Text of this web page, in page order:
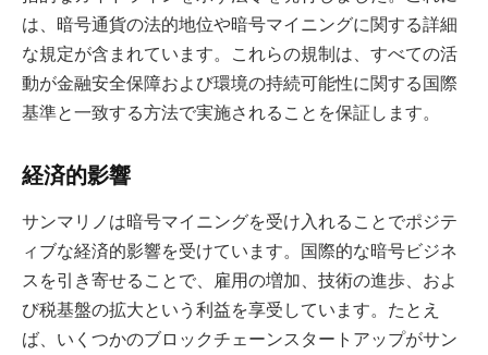
は、暗号通貨の法的地位や暗号マイニングに関する詳細
な規定が含まれています。これらの規制は、すべての活
動が金融安全保障および環境の持続可能性に関する国際
基準と一致する方法で実施されることを保証します。
経済的影響
サンマリノは暗号マイニングを受け入れることでポジテ
ィブな経済的影響を受けています。国際的な暗号ビジネ
スを引き寄せることで、雇用の増加、技術の進歩、およ
び税基盤の拡大という利益を享受しています。たとえ
ば、いくつかのブロックチェーンスタートアップがサン